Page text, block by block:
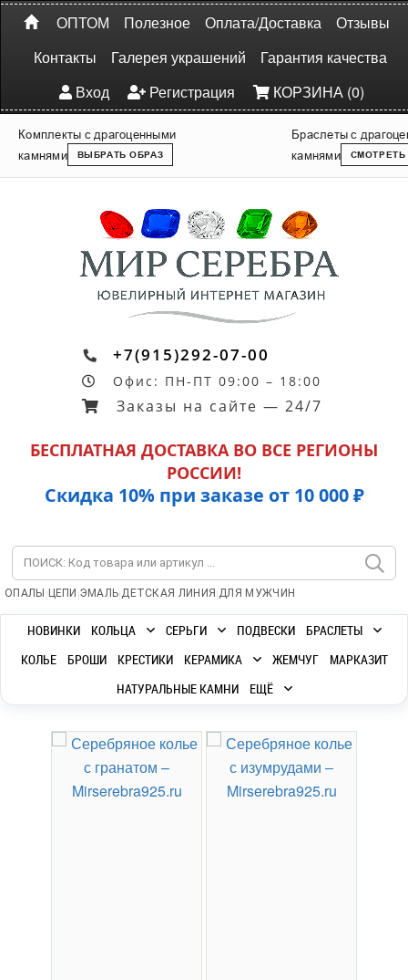
ОПТОМ Полезное Оплата/Доставка
Отзывы
Контакты
Галерея украшений
Гарантия качества
Вход
Регистрация КОРЗИНА (0)
Комплекты с драгоценными
камнями
ВЫБРАТЬ ОБРАЗ
Браслеты с
камнями
СМОТРЕТЬ
+7(915)292-07-00
Офис: ПН-ПТ 09:00 – 18:00
Заказы на сайте — 24/7
БЕСПЛАТНАЯ ДОСТАВКА ВО ВСЕ РЕГИОНЫ
РОССИИ!
Скидка 10% при заказе от 10 000 ₽
ОПАЛЫ | ЦЕПИ |ЭМАЛЬ|ДЕТСКАЯ ЛИНИЯ |ДЛЯ МУЖЧИН
НОВИНКИ КОЛЬЦА СЕРЬГИ ПОДВЕСКИ
БРАСЛЕТЫ
КОЛЬЕ
БРОШИ КРЕСТИКИ КЕРАМИКА ЖЕМЧУГ
МАРКАЗИТ
НАТУРАЛЬНЫЕ КАМНИ
ЕЩЁ